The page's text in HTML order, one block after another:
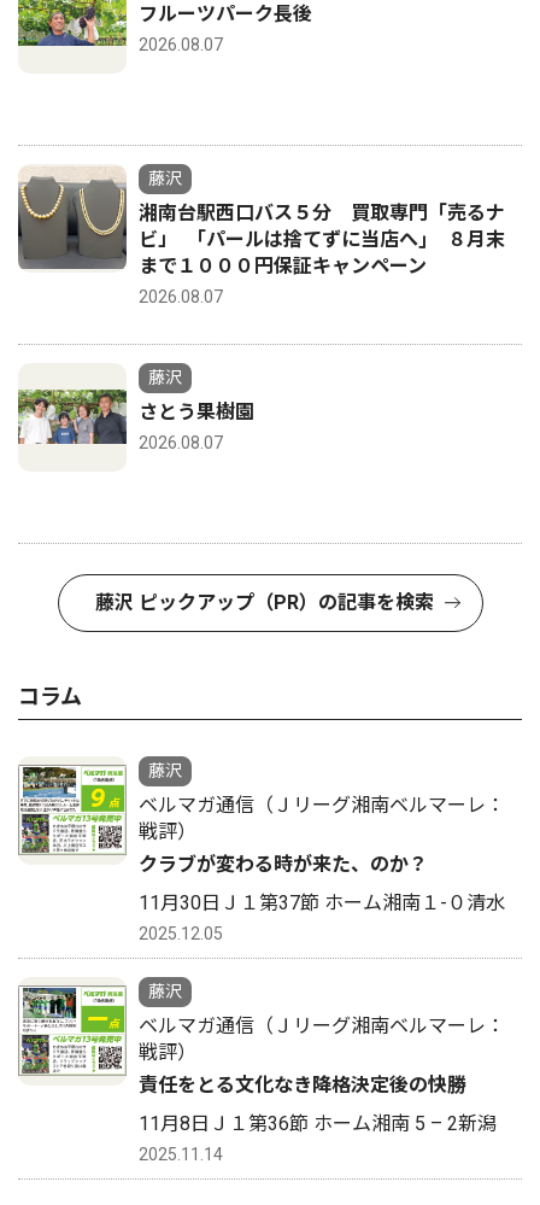
フルーツパーク長後
2026.08.07
藤沢
湘南台駅西口バス５分 買取専門「売るナ
ビ」 ｢パールは捨てずに当店へ｣ ８月末
まで１０００円保証キャンペーン
2026.08.07
藤沢
さとう果樹園
2026.08.07
藤沢 ピックアップ（PR）の記事を検索
コラム
藤沢
ベルマガ通信（Ｊリーグ湘南ベルマーレ：
戦評）
クラブが変わる時が来た、のか？
11月30日Ｊ１第37節 ホーム湘南１-０清水
2025.12.05
藤沢
ベルマガ通信（Ｊリーグ湘南ベルマーレ：
戦評）
責任をとる文化なき降格決定後の快勝
11月8日Ｊ１第36節 ホーム湘南 5 – 2新潟
2025.11.14